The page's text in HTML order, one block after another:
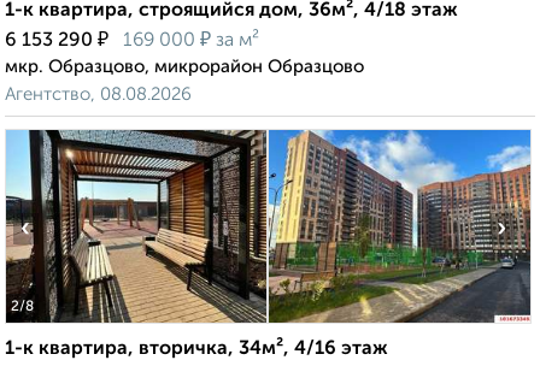
1-к квартира, строящийся дом, 36м², 4/18 этаж
6 153 290 ₽ 169 000 ₽ за м²
мкр. Образцово, микрорайон Образцово
Агентство, 08.08.2026
2/8
‹ ›
1-к квартира, вторичка, 34м², 4/16 этаж